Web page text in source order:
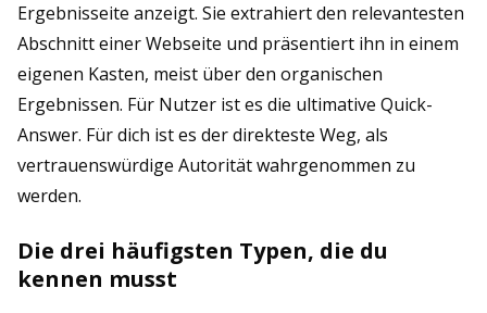
Ergebnisseite anzeigt. Sie extrahiert den relevantesten
Abschnitt einer Webseite und präsentiert ihn in einem
eigenen Kasten, meist über den organischen
Ergebnissen. Für Nutzer ist es die ultimative Quick-
Answer. Für dich ist es der direkteste Weg, als
vertrauenswürdige Autorität wahrgenommen zu
werden.
Die drei häufigsten Typen, die du
kennen musst